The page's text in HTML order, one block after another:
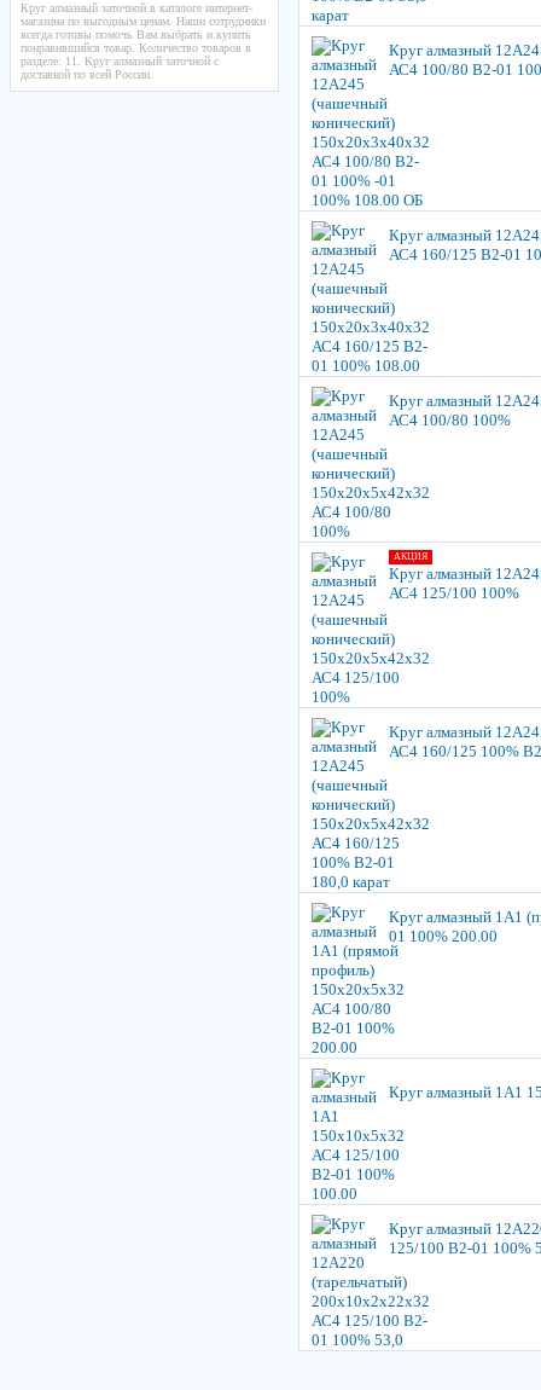
Круг алмазный заточной в каталоге интернет-
магазина по выгодным ценам. Наши сотрудники
всегда готовы помочь Вам выбрать и купить
понравившийся товар. Количество товаров в
разделе: 11. Круг алмазный заточной с
доставкой по всей России.
Круг алмазный
АС4 100/80 В2-01
Круг алмазный
АС4 160/125 В2-01
Круг алмазный
АС4 100/80 100%
АКЦИЯ
Круг алмазный
АС4 125/100 100%
Круг алмазный
АС4 160/125 100%
Круг алмазный 1А1
01 100% 200.00
Круг алмазный 1А1
Круг алмазный
125/100 В2-01 100%